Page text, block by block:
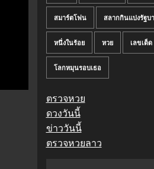
สมาร์ตโฟน สลากกินแบ่งรัฐบ
หนึ่งในร้อย หวย เลขเด็ด
โลกหมุนรอบเธอ
ตรวจหวย
ดวงวันนี้
ข่าววันนี้
ตรวจหวยลาว